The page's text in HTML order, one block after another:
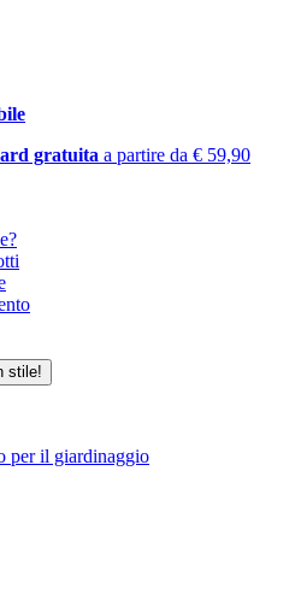
gratuita a partire da € 59,90
per il giardinaggio